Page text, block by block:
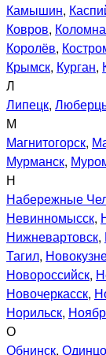
Камышин,
Ковров, Коломна
Королёв,
Крымск, Курган,
Л
Липецк,
М
Магнитогорск,
Мурманск,
Н
Набережные
Невинномысск,
Нижневартовск,
Тагил,
Новороссийск,
Новочеркасск,
Норильск,
О
Обнинск,